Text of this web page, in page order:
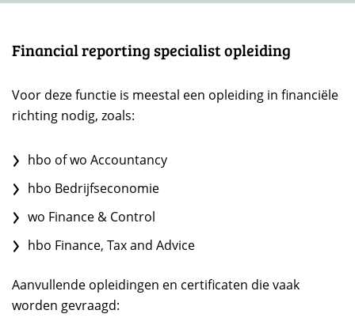
Financial reporting specialist opleiding
Voor deze functie is meestal een opleiding in financiële
richting nodig, zoals:
hbo of wo Accountancy
hbo Bedrijfseconomie
wo Finance & Control
hbo Finance, Tax and Advice
Aanvullende opleidingen en certificaten die vaak
worden gevraagd: